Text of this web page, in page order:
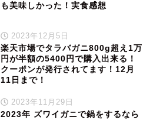
も美味しかった！実食感想
2023年12月5日
楽天市場でタラバガニ800g超え1万
円が半額の5400円で購入出来る！
クーポンが発行されてます！12月
11日まで！
2023年11月29日
2023年 ズワイガニで鍋をするなら